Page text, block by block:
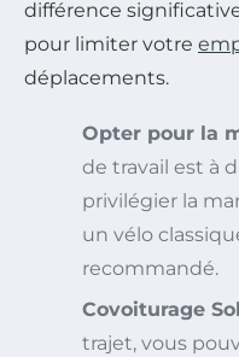
différence
pour limiter votre
déplacements.
Opter pour la
de travail est à
privilégier la
un vélo
recommandé.
Covoiturage
trajet, vous